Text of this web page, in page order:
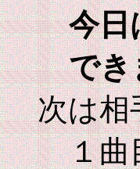
今日
でき
次は相
１曲